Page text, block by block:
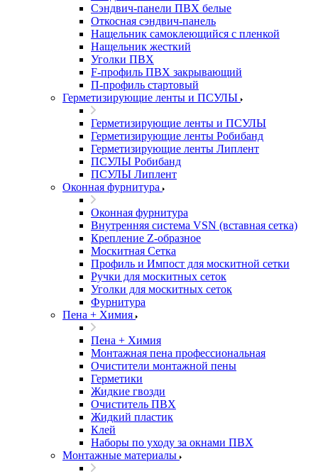
Сэндвич-панели ПВХ белые
Откосная сэндвич-панель
Нащельник самоклеющийся с пленкой
Нащельник жесткий
Уголки ПВХ
F-профиль ПВХ закрывающий
П-профиль стартовый
Герметизирующие ленты и ПСУЛЫ
Герметизирующие ленты и ПСУЛЫ
Герметизирующие ленты Робибанд
Герметизирующие ленты Липлент
ПСУЛЫ Робибанд
ПСУЛЫ Липлент
Оконная фурнитура
Оконная фурнитура
Внутренняя система VSN (вставная сетка)
Крепление Z-образное
Москитная Сетка
Профиль и Импост для москитной сетки
Ручки для москитных сеток
Уголки для москитных сеток
Фурнитура
Пена + Химия
Пена + Химия
Монтажная пена профессиональная
Очистители монтажной пены
Герметики
Жидкие гвозди
Очиститель ПВХ
Жидкий пластик
Клей
Наборы по уходу за окнами ПВХ
Монтажные материалы